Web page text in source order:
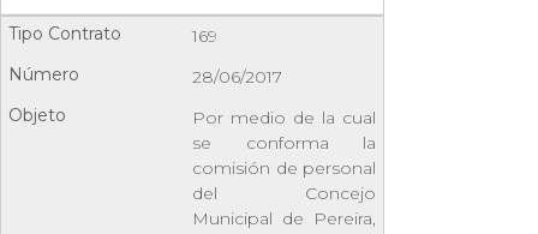
169
28/06/2017
Por medio de la cual
se conforma la
comisión de personal
del Concejo
Municipal de Pereira,